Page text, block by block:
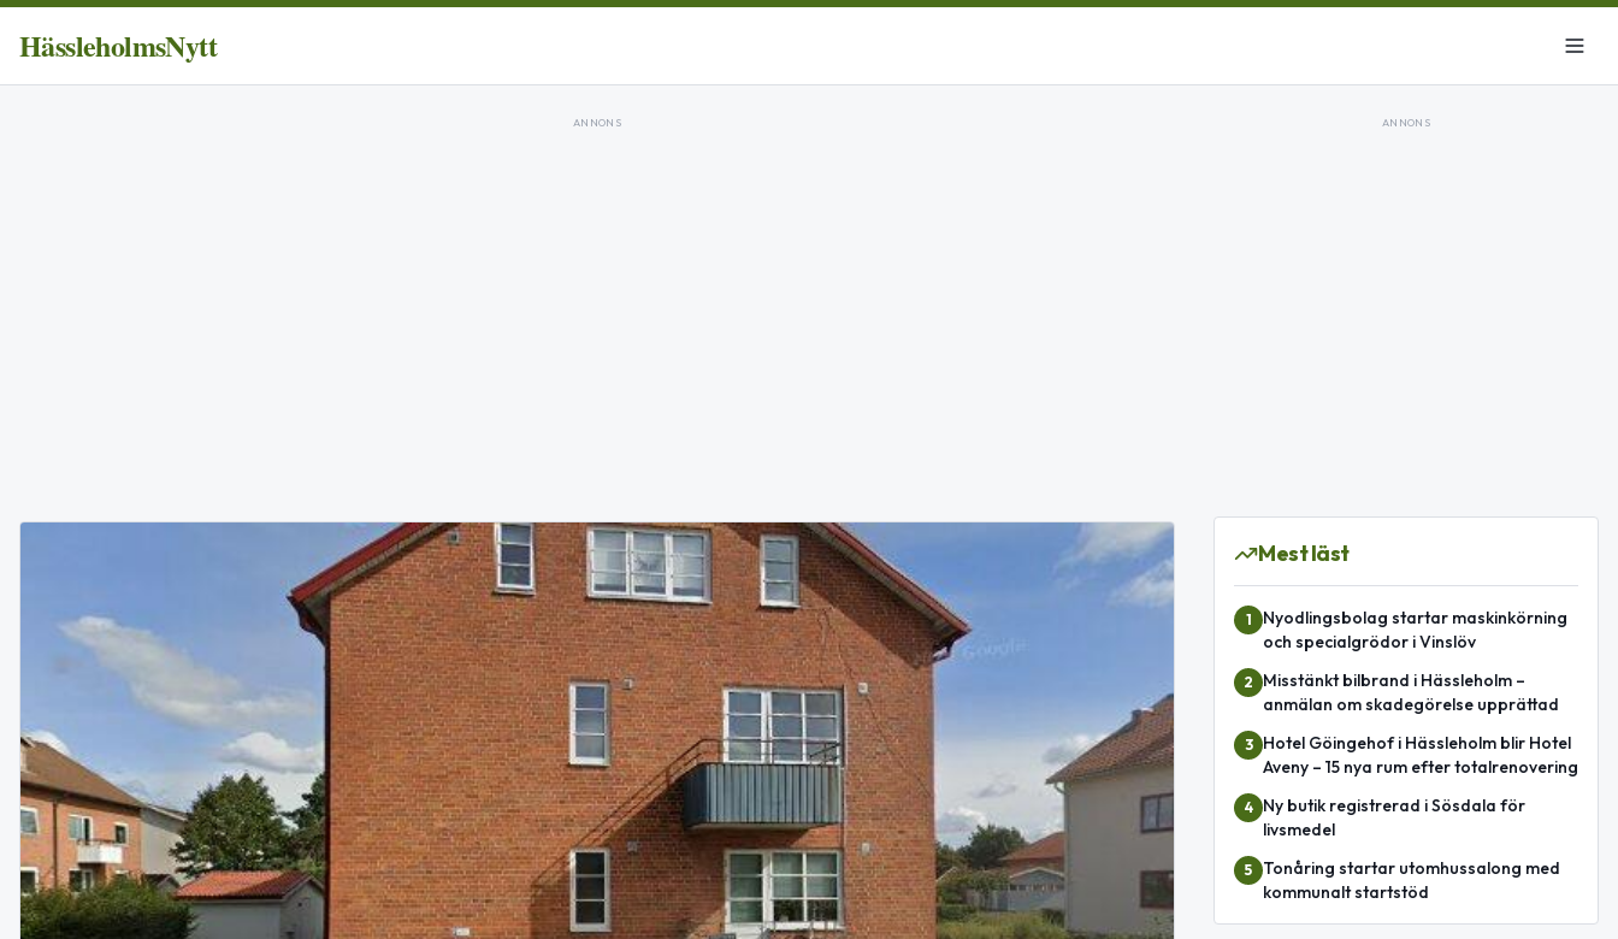
HässleholmsNytt
ANNONS ANNONS
Mest läst
1
Nyodlingsbolag startar maskinkörning
och specialgrödor i Vinslöv
2
Misstänkt bilbrand i Hässleholm –
anmälan om skadegörelse upprättad
3
Hotel Göingehof i Hässleholm blir Hotel
Aveny – 15 nya rum efter totalrenovering
4
Ny butik registrerad i Sösdala för
livsmedel
5
Tonåring startar utomhussalong med
kommunalt startstöd